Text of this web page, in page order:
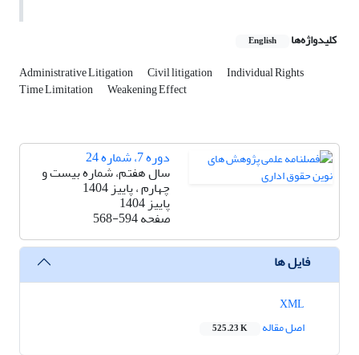
کلیدواژه‌ها English
Administrative Litigation Civil litigation Individual Rights
Time Limitation Weakening Effect
دوره 7، شماره 24
سال هفتم، شماره بیست و
چهارم ، پاییز 1404
پاییز 1404
صفحه568-594
فایل ها
اصل مقاله
525.23 K